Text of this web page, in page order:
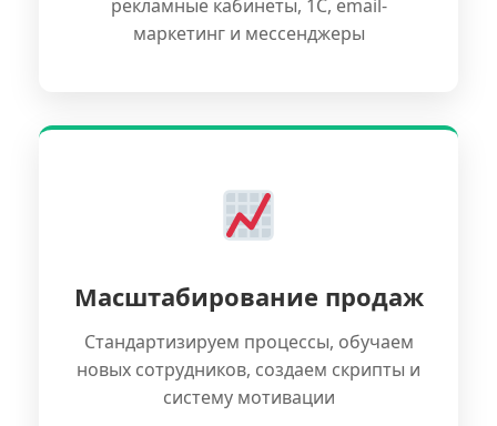
рекламные кабинеты, 1С, email-
маркетинг и мессенджеры
Масштабирование продаж
Стандартизируем процессы, обучаем
новых сотрудников, создаем скрипты и
систему мотивации